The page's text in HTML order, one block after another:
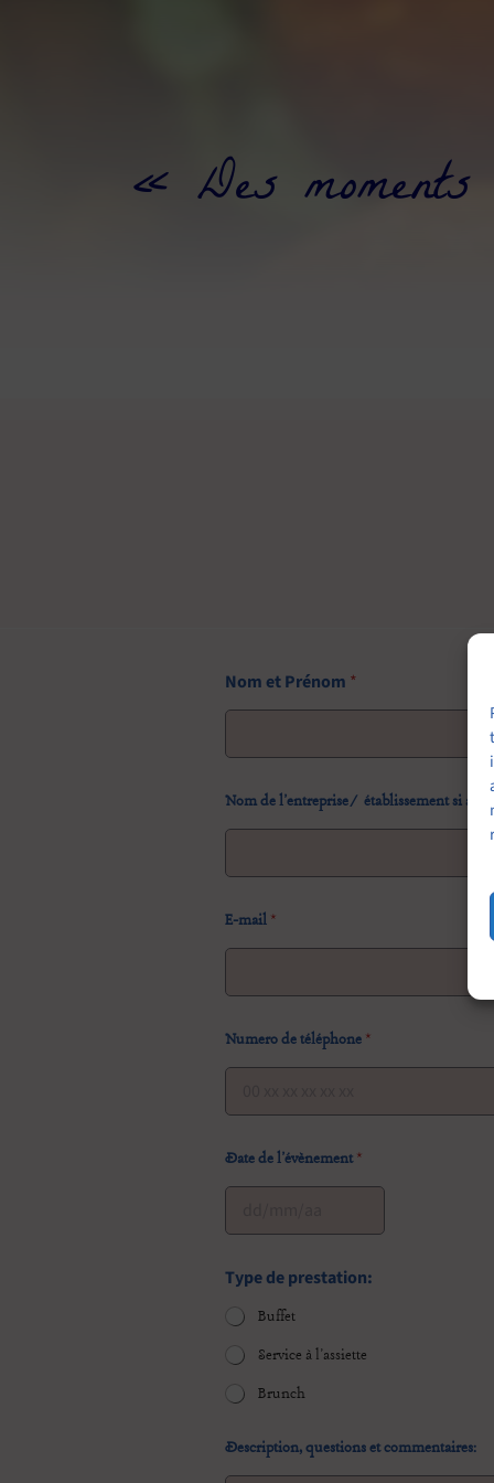
« Des
Nom et Prénom *
Nom de l'entreprise/ établissement si
E-mail *
Numero de téléphone *
Date de l'évènement*
Type de prestation:
Buffet
Service à l'assiette
Brunch
Description, questions et commentaires: